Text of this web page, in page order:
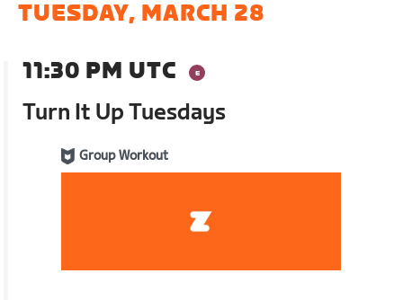
TUESDAY, MARCH 28
11:30 PM UTC
Turn It Up Tuesdays
Group Workout